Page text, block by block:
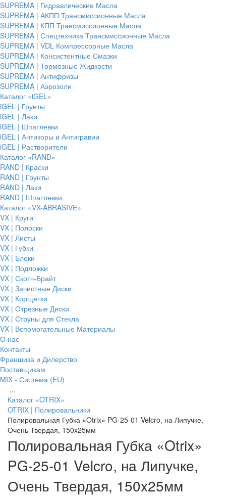
SUPREMA | Гидравлические Масла
SUPREMA | АКПП Трансмиссионные Масла
SUPREMA | КПП Трансмиссионные Масла
SUPREMA | Спецтехника Трансмиссионные Масла
SUPREMA | VDL Компрессорные Масла
SUPREMA | Консистентные Смазки
SUPREMA | Тормозные Жидкости
SUPREMA | Антифризы
SUPREMA | Аэрозоли
Каталог «iGEL»
iGEL | Грунты
iGEL | Лаки
iGEL | Шпатлевки
iGEL | Антикоры и Антигравии
iGEL | Растворители
Каталог «RAND»
RAND | Краски
RAND | Грунты
RAND | Лаки
RAND | Шпатлевки
Каталог «VX-ABRASIVE»
VX | Круги
VX | Полоски
VX | Листы
VX | Губки
VX | Блоки
VX | Подложки
VX | Скотч-Брайт
VX | Зачистные Диски
VX | Корщетки
VX | Отрезные Диски
VX | Струны для Стекла
VX | Вспомогательные Материалы
О нас
Контакты
Франшиза и Дилерство
Поставщикам
MIX - Система (EU)
...
Каталог «OTRIX»
OTRIX | Полировальники
Полировальная Губка «Otrix» PG-25-01 Velcro, на Липучке,
Очень Твердая, 150x25мм
Полировальная Губка «Otrix»
PG-25-01 Velcro, на Липучке,
Очень Твердая, 150x25мм